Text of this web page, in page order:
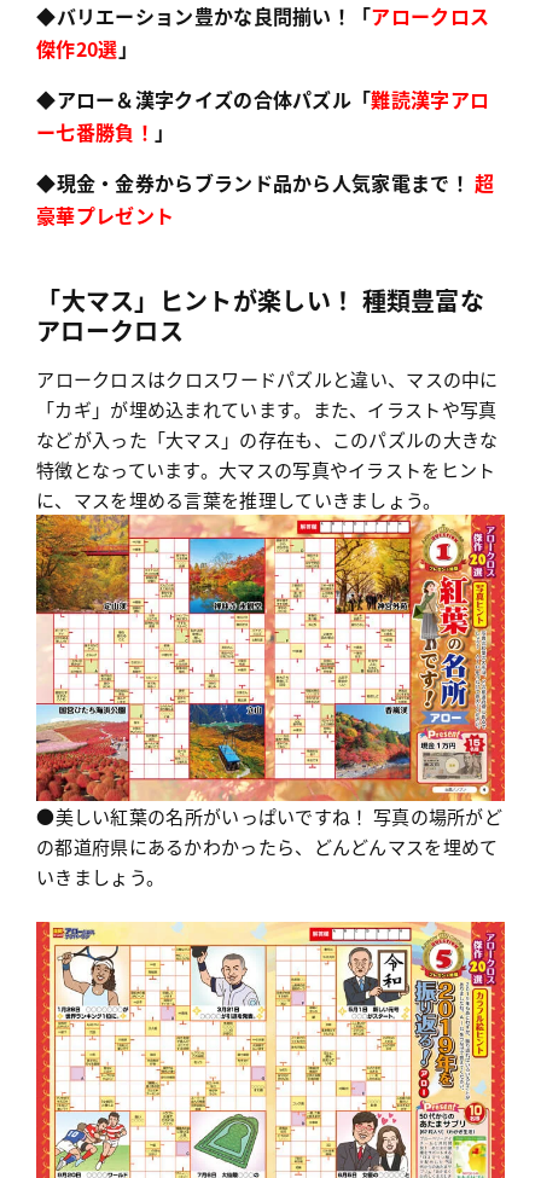
◆バリエーション豊かな良問揃い！「アロークロス
傑作20選」
◆アロー＆漢字クイズの合体パズル「難読漢字アロ
ー七番勝負！ 」
◆現金・金券からブランド品から人気家電まで！超
豪華プレゼント
「大マス」ヒントが楽しい！ 種類豊富な
アロークロス
アロークロスはクロスワードパズルと違い、マスの中に
「カギ」が埋め込まれています。また、イラストや写真
などが入った「大マス」の存在も、このパズルの大きな
特徴となっています。大マスの写真やイラストをヒント
に、マスを埋める言葉を推理していきましょう。
●美しい紅葉の名所がいっぱいですね！ 写真の場所がど
の都道府県にあるかわかったら、どんどんマスを埋めて
いきましょう。